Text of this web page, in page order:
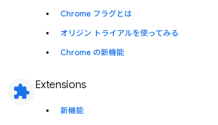
Chrome フラグとは
オリジン トライアルを使ってみる
Chrome の新機能
extension Extensions
新機能